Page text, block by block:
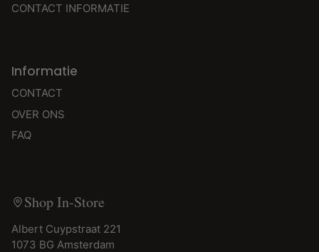
CONTACT INFORMATIE
Informatie
CONTACT
OVER ONS
FAQ
Shop In-Store
Albert Cuypstraat 221
1073 BG Amsterdam